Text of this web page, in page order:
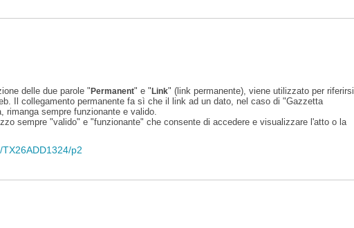
delle due parole "Permanent" e "Link" (link permanente), viene utilizzato per riferirsi
Il collegamento permanente fa sì che il link ad un dato, nel caso di "Gazzetta
rimanga sempre funzionante e valido.
sempre "valido" e "funzionante" che consente di accedere e visualizzare l'atto o la
p2